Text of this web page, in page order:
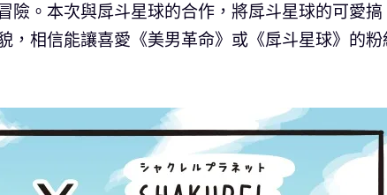
險。本次與戽斗星球的合作，將戽斗星球的可愛搞
，相信能讓喜愛《美男革命》或《戽斗星球》的粉